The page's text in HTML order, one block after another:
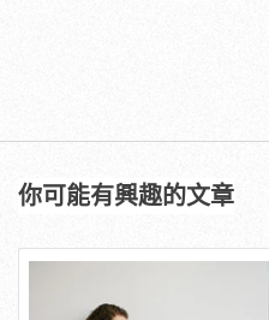
你可能有興趣的文章